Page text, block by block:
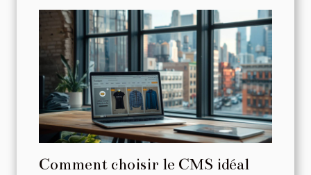
Comment choisir le CMS idéal